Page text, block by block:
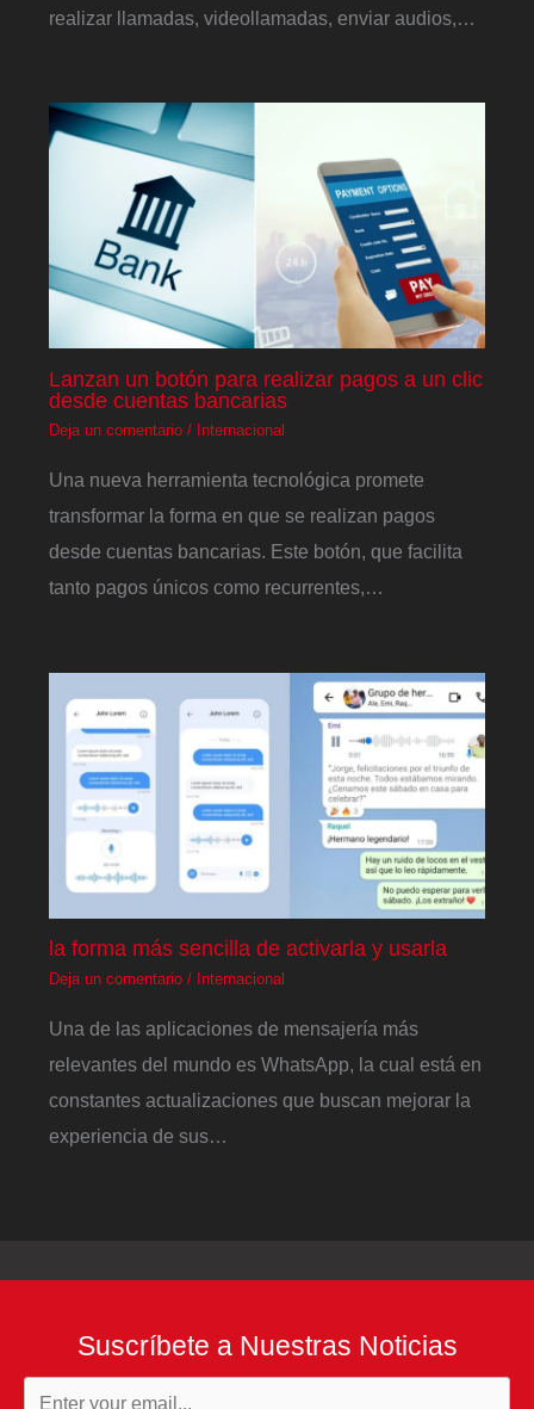
realizar llamadas, videollamadas, enviar audios,…
Lanzan un botón para realizar pagos a un clic
desde cuentas bancarias
Deja un comentario / Internacional
Una nueva herramienta tecnológica promete
transformar la forma en que se realizan pagos
desde cuentas bancarias. Este botón, que facilita
tanto pagos únicos como recurrentes,…
la forma más sencilla de activarla y usarla
Deja un comentario / Internacional
Una de las aplicaciones de mensajería más
relevantes del mundo es WhatsApp, la cual está en
constantes actualizaciones que buscan mejorar la
experiencia de sus…
Suscríbete a Nuestras Noticias